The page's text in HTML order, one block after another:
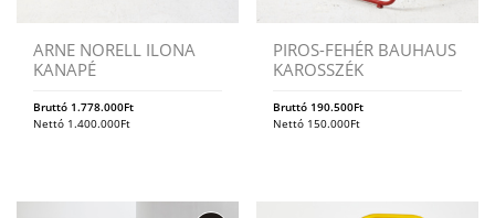
ARNE NORELL ILONA
KANAPÉ
Bruttó 1.778.000Ft
Nettó 1.400.000Ft
PIROS-FEHÉR BAUHAUS
KAROSSZÉK
Bruttó 190.500Ft
Nettó 150.000Ft